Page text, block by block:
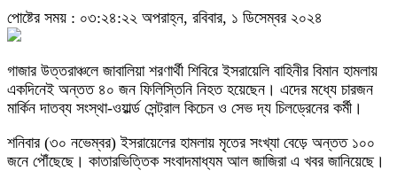
পোষ্টের সময় : ০৩:২৪:২২ অপরাহ্ন, রবিবার, ১ ডিসেম্বর ২০২৪
গাজার উত্তরাঞ্চলে জাবালিয়া শরণার্থী শিবিরে ইসরায়েলি বাহিনীর বিমান হামলায়
একদিনেই অন্তত ৪০ জন ফিলিস্তিনি নিহত হয়েছেন। এদের মধ্যে চারজন
মার্কিন দাতব্য সংস্থা-ওয়ার্ল্ড সেন্ট্রাল কিচেন ও সেভ দ্য চিলড্রেনের কর্মী।
শনিবার (৩০ নভেম্বর) ইসরায়েলের হামলায় মৃতের সংখ্যা বেড়ে অন্তত ১০০
জনে পৌঁছেছে। কাতারভিত্তিক সংবাদমাধ্যম আল জাজিরা এ খবর জানিয়েছে।